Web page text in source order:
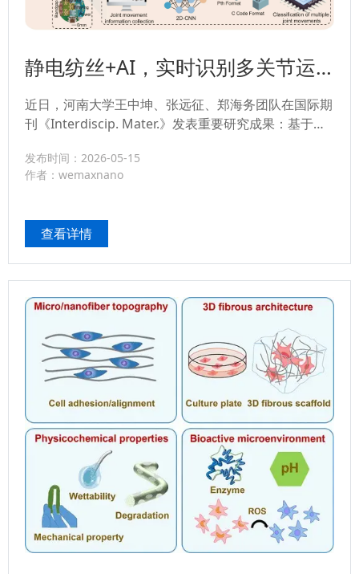
静电纺丝+AI，实时识别多关节运
近日，河南大学王中坤、张远征、郑海务团队在国际期
刊《Interdiscip. Mater.》发表重要研究成果：基于静
传感集群，实现腕、肘、肩、膝、踝等多关节运动实时
同步识别，为智能穿戴与康复医疗带来全新技术方
发布时间：2026-05-15
作者：wemaxnano
查看详情